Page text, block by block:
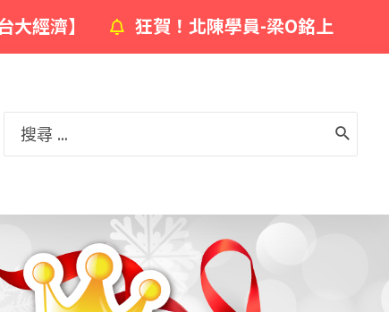
狂賀！北陳學員-梁O銘上榜【台大經濟】